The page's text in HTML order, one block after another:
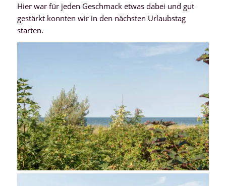
Hier war für jeden Geschmack etwas dabei und gut
gestärkt konnten wir in den nächsten Urlaubstag
starten.